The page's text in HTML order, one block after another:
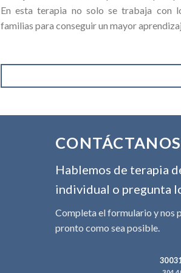
En esta terapia no solo se trabaja con
familias para conseguir un mayor
CONTÁCTANOS
Hablemos de terapia
individual o pregunta
Completa el formulario y nos
pronto como sea posible.